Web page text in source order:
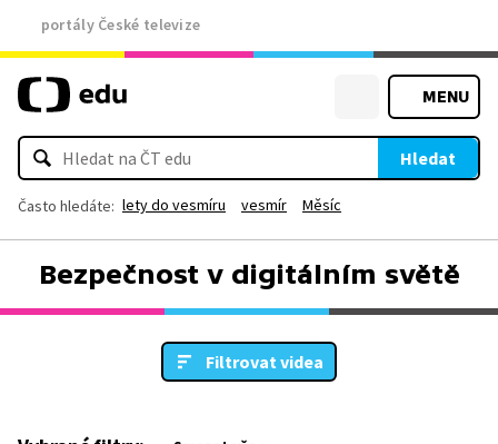
portály České televize
MENU
Hledat
Často hledáte: lety do vesmíru vesmír Měsíc
Bezpečnost v digitálním světě
Filtrovat videa